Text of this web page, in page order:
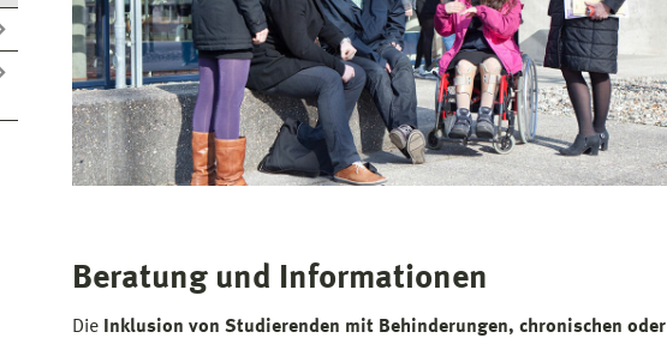
Beratung und Informationen
Die
Inklusion von Studierenden mit Behinderungen, chronischen oder